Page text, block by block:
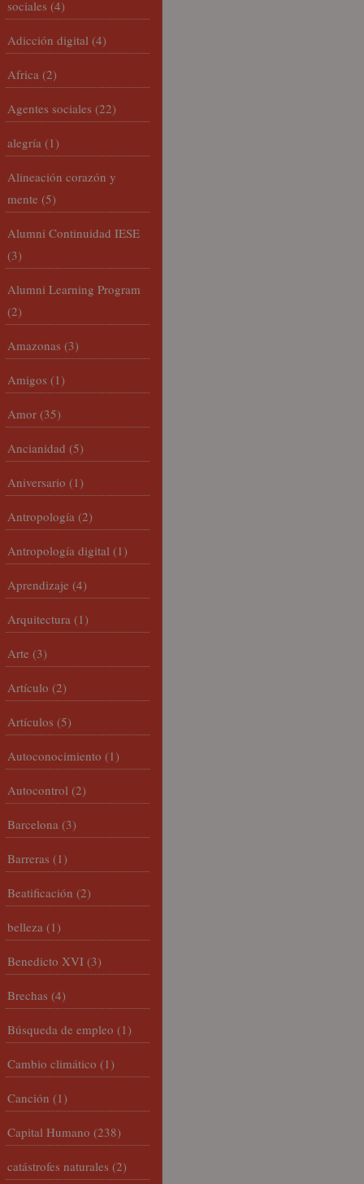
sociales (4)
Adicción digital (4)
Africa (2)
Agentes sociales (22)
alegría (1)
Alineación corazón y
mente (5)
Alumni Continuidad IESE
(3)
Alumni Learning Program
(2)
Amazonas (3)
Amigos (1)
Amor (35)
Ancianidad (5)
Aniversario (1)
Antropología (2)
Antropología digital (1)
Aprendizaje (4)
Arquitectura (1)
Arte (3)
Artículo (2)
Artículos (5)
Autoconocimiento (1)
Autocontrol (2)
Barcelona (3)
Barreras (1)
Beatificación (2)
belleza (1)
Benedicto XVI (3)
Brechas (4)
Búsqueda de empleo (1)
Cambio climático (1)
Canción (1)
Capital Humano (238)
catástrofes naturales (2)